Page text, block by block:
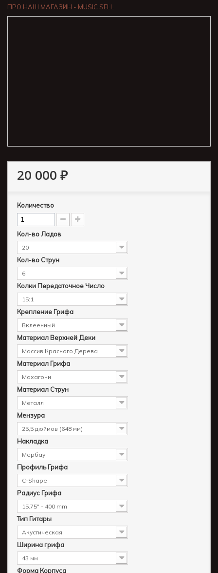
ПРО НАШ МАГАЗИН - MUSIC SELL
20 000 ₽
Количество
Кол-во Ладов
20
Кол-во Струн
6
Колки Передаточное Число
15:1
Крепление Грифа
Вклеенный
Материал Верхней Деки
Массив Красного Дерева
Материал Грифа
Махагони
Материал Струн
Металл
Мензура
25,5 дюймов (648 мм)
Накладка
Мербау
Профиль Грифа
C-Shape
Радиус Грифа
15.75" - 400 mm
Тип Гитары
Акустическая
Ширина грифа
43 мм
Форма Корпуса